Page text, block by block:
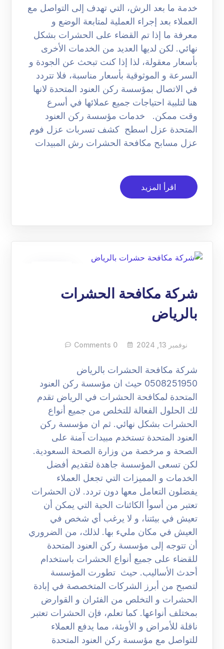
خدمة ما بعد الرش، التي تهدف إلى التواصل مع
العملاء بعد إجراء العملية لمتابعة الوضع و
معرفة ما إذا تم القضاء على الحشرات بشكل
نهائي. لكن لديها العديد من الخدمات الأخرى
بأسعار معقولة، لذا إذا كنت تبحث عن الجودة و
السرعة و الموثوقية بأسعار مناسبة، فلا تتردد
في الاتصال بمؤسسة ركن العنود المتحدة لانها
هنا لتلبية احتياجات جميع عملائها في أسرع
وقت ممكن. خدمات مؤسسة ركن العنود
المتحدة عزل اسطح كشف تسربات عزل فوم
عزل مسابح مكافحة الحشرات رش المبيدات
اقرأ المزيد
شركة مكافحة الحشرات
بالرياض
نوفمبر 13, 2024 0 Comments
شركة مكافحة الحشرات بالرياض
0508251950 حيث ان مؤسسة ركن العنود
المتحدة لمكافحة الحشرات في الرياض تقدم
لك الحلول الفعالة للتخلص من جميع أنواع
الحشرات بشكل نهائي. ثم ان مؤسسة ركن
العنود المتحدة تستخدم مبيدات آمنة على
الصحة و مرخصة من وزارة الصحة السعودية.
لكن تسعى المؤسسة جاهدة لتقديم أفضل
الخدمات و المميزات التي تجعل العملاء
يفضلون التعامل معها دون تردد. لان الحشرات
تعتبر من أسوأ الكائنات الحية التي يمكن أن
تعيش في بيئتنا، و لا يرغب أي شخص في
العيش في مكان مليء بها. لذلك، من الضروري
أن تتوجه إلى مؤسسة ركن العنود المتحدة
للقضاء على جميع أنواع الحشرات باستخدام
أحدث الأساليب. حيث تطورت المؤسسة
لتصبح من أبرز الشركات المتخصصة في إبادة
الحشرات و التخلص من الفئران و القوارض
بمختلف أنواعها. كما تعلم، فإن الحشرات تعتبر
ناقلة للأمراض و الأوبئة، مما يدفع العملاء
للتواصل مع مؤسسة ركن العنود المتحدة